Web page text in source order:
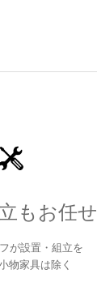
もお任せ
が設置・組立を
物家具は除く